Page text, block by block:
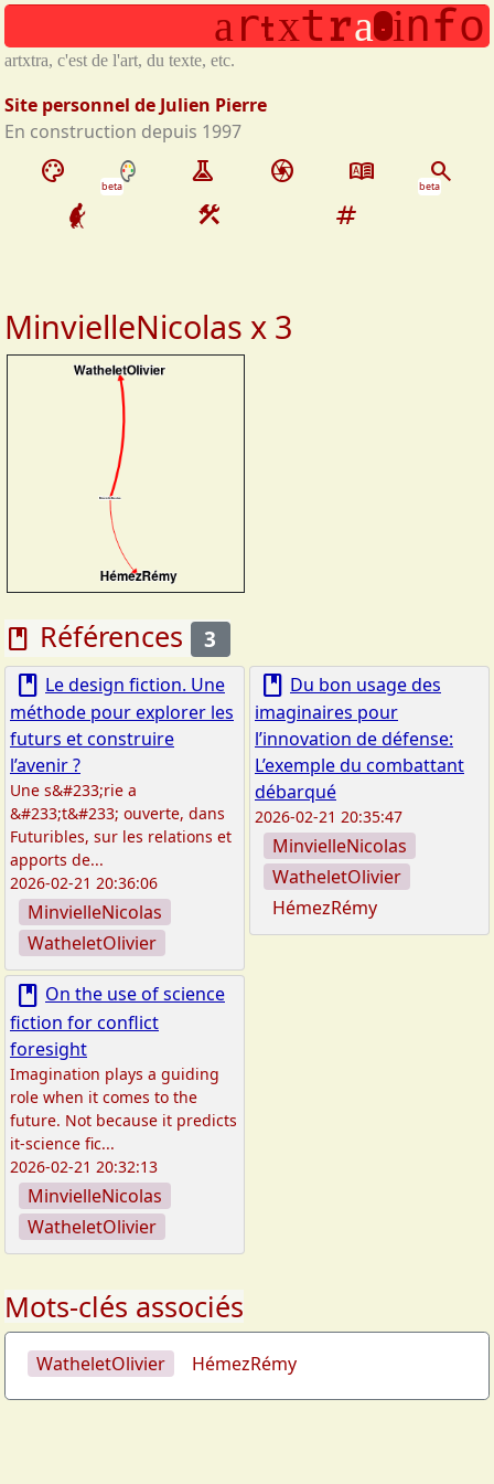
Aller au contenu principal
palette beta experiment camera dictionary search
beta
construction tag
MinvielleNicolas x 3
book Références 3
book Le design fiction. Une
méthode pour explorer les
futurs et construire
l’avenir ?
Une s&#233;rie a
&#233;t&#233; ouverte, dans
Futuribles, sur les relations et
apports de...
2026-02-21 20:36:06
MinvielleNicolas
WatheletOlivier
book Du bon usage des
imaginaires pour
l’innovation de défense:
L’exemple du combattant
débarqué
2026-02-21 20:35:47
MinvielleNicolas
WatheletOlivier
HémezRémy
book On the use of science
fiction for conflict
foresight
Imagination plays a guiding
role when it comes to the
future. Not because it predicts
it-science fic...
2026-02-21 20:32:13
MinvielleNicolas
WatheletOlivier
Mots-clés associés
WatheletOlivier HémezRémy
artxtra.info
artxtra, c'est de l'art, c'est extra
Site personnel de Julien Pierre
En construction depuis 1997